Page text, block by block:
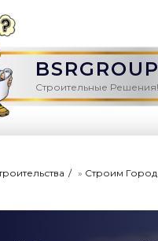
Строительные Решения!
» Строим Город